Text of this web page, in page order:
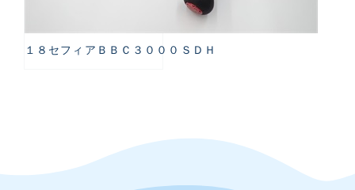
１８セフィアＢＢＣ３０００ＳＤＨ